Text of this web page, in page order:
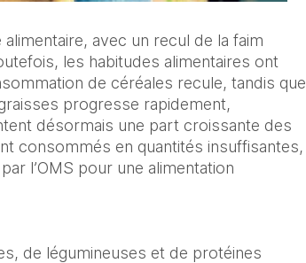
avec un recul de la faim
les habitudes alimentaires ont
de céréales recule, tandis que
progresse rapidement,
désormais une part croissante des
consommés en quantités insuffisantes,
l’OMS pour une alimentation
de légumineuses et de protéines